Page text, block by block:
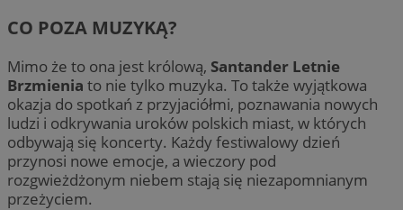
CO POZA MUZYKĄ?
Mimo że to ona jest królową, Santander Letnie
Brzmienia to nie tylko muzyka. To także wyjątkowa
okazja do spotkań z przyjaciółmi, poznawania nowych
ludzi i odkrywania uroków polskich miast, w których
odbywają się koncerty. Każdy festiwalowy dzień
przynosi nowe emocje, a wieczory pod
rozgwieżdżonym niebem stają się niezapomnianym
przeżyciem.